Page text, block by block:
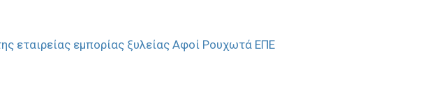
εταιρείας εμπορίας ξυλείας Αφοί Ρουχωτά ΕΠΕ